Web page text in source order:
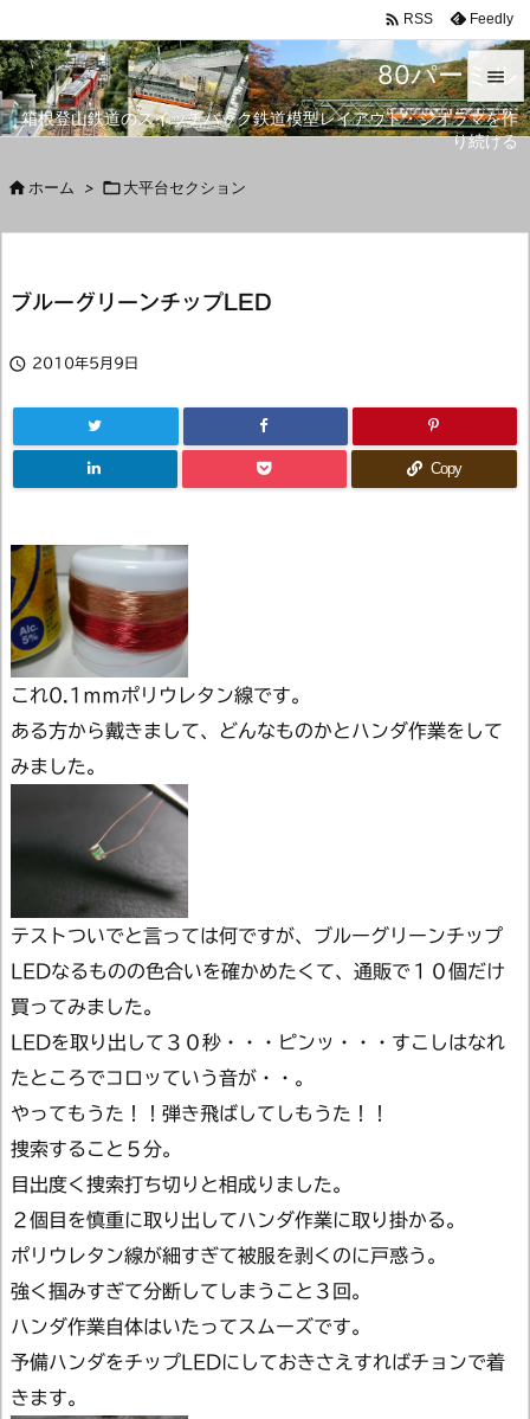
80パーミル
箱根登山鉄道のスイッチバック鉄道模型レイアウト・ジオラマを作
り続ける


メニュ
 RSS Feedly
 ホーム > 大平台セクション
ブルーグリーンチップLED
 2010年5月9日
Copy
これ0.1ｍｍポリウレタン線です。
ある方から戴きまして、どんなものかとハンダ作業をして
みました。
テストついでと言っては何ですが、ブルーグリーンチップ
LEDなるものの色合いを確かめたくて、通販で１０個だけ
買ってみました。
LEDを取り出して３０秒・・・ピンッ・・・すこしはなれ
たところでコロッていう音が・・。
やってもうた！！弾き飛ばしてしもうた！！
捜索すること５分。
目出度く捜索打ち切りと相成りました。
２個目を慎重に取り出してハンダ作業に取り掛かる。
ポリウレタン線が細すぎて被服を剥くのに戸惑う。
強く掴みすぎて分断してしまうこと３回。
ハンダ作業自体はいたってスムーズです。
予備ハンダをチップLEDにしておきさえすればチョンで着
きます。